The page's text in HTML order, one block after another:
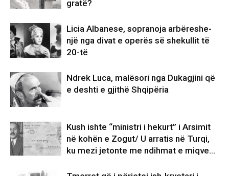
gratë?
Licia Albanese, sopranoja arbëreshe-
një nga divat e operës së shekullit të
20-të
Ndrek Luca, malësori nga Dukagjini që
e deshti e gjithë Shqipëria
Kush ishte “ministri i hekurt” i Arsimit
në kohën e Zogut/ U arratis në Turqi,
ku mezi jetonte me ndihmat e miqve…